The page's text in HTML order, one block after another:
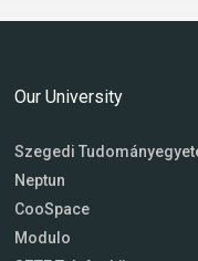
Our University
Szegedi
Neptun
CooSpace
Modulo